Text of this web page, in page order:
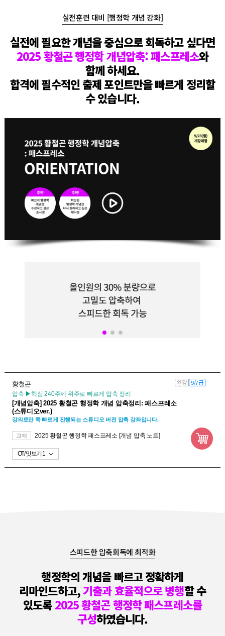
실전훈련 대비 [행정학 개념 강화]
실전에 필요한 개념을 중심으로 회독하고 싶다면
2025 황철곤 행정학 개념압축: 패스프레소와
함께 하세요.
합격에 필수적인 출제 포인트만을 빠르게 정리할
수 있습니다.
황철곤 완강 9/7급
압축 ▶핵심 240주제 위주로 빠르게 압축 정리
[개념압축] 2025 황철곤 행정학 개념 압축정리: 패스프레소
(스튜디오ver.)
강의로만 쭉 빠르게 진행되는 스튜디오 버전 압축 강좌입니다.
교재 2025 황철곤 행정학 패스프레소 [개념 압축 노트]
OT 맛보기 1
스피드한 압축회독에 최적화
행정학의 개념을 빠르고 정확하게
리마인드하고,기출과 효율적으로 병행할 수
있도록2025 황철곤 행정학 패스프레소를
구성하였습니다.